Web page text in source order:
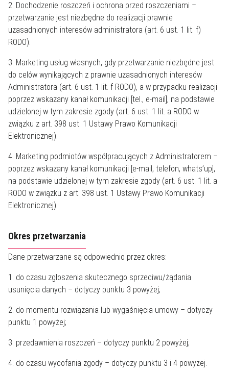
2. Dochodzenie roszczeń i ochrona przed roszczeniami –
przetwarzanie jest niezbędne do realizacji prawnie
uzasadnionych interesów administratora (art. 6 ust. 1 lit. f)
RODO).
3. Marketing usług własnych, gdy przetwarzanie niezbędne jest
do celów wynikających z prawnie uzasadnionych interesów
Administratora (art. 6 ust. 1 lit. f RODO), a w przypadku realizacji
poprzez wskazany kanał komunikacji [tel., e-mail], na podstawie
udzielonej w tym zakresie zgody (art. 6 ust. 1 lit. a RODO w
związku z art. 398 ust. 1 Ustawy Prawo Komunikacji
Elektronicznej).
4. Marketing podmiotów współpracujących z Administratorem –
poprzez wskazany kanał komunikacji [e-mail, telefon, whats’up],
na podstawie udzielonej w tym zakresie zgody (art. 6 ust. 1 lit. a
RODO w związku z art. 398 ust. 1 Ustawy Prawo Komunikacji
Elektronicznej).
Okres przetwarzania
Dane przetwarzane są odpowiednio przez okres:
1. do czasu zgłoszenia skutecznego sprzeciwu/żądania
usunięcia danych – dotyczy punktu 3 powyżej;
2. do momentu rozwiązania lub wygaśnięcia umowy – dotyczy
punktu 1 powyżej;
3. przedawnienia roszczeń – dotyczy punktu 2 powyżej;
4. do czasu wycofania zgody – dotyczy punktu 3 i 4 powyżej.